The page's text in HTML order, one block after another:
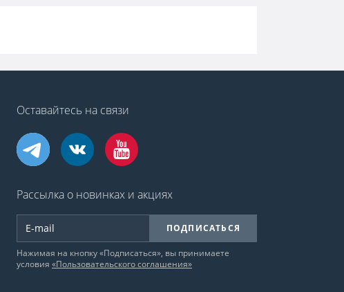
Оставайтесь на связи
Рассылка о новинках и акциях
ПОДПИСАТЬСЯ
Нажимая на кнопку «Подписаться», вы принимаете
условия «Пользовательского соглашения»